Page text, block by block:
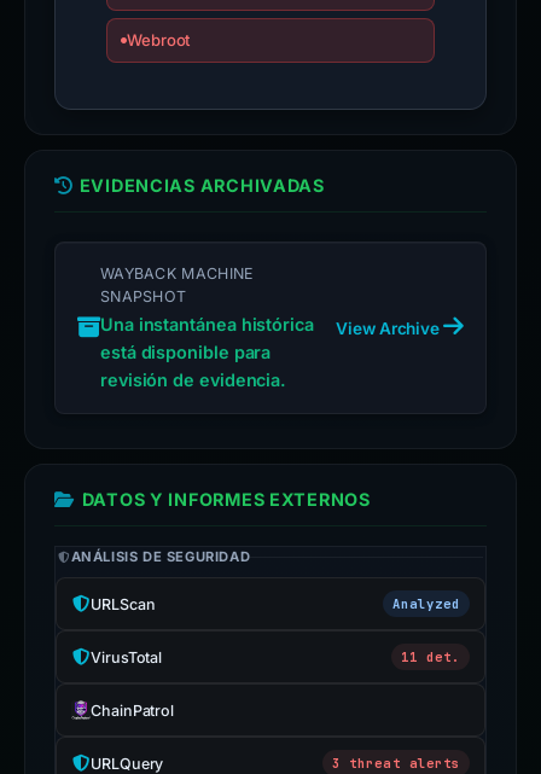
Webroot
EVIDENCIAS ARCHIVADAS
WAYBACK MACHINE
SNAPSHOT
Una instantánea histórica
está disponible para
revisión de evidencia.
View Archive
DATOS Y INFORMES EXTERNOS
ANÁLISIS DE SEGURIDAD
URLScan Analyzed
VirusTotal 11 det.
ChainPatrol
URLQuery 3 threat alerts